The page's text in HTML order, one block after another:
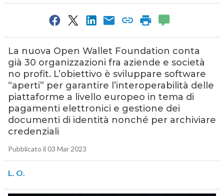
La nuova Open Wallet Foundation conta
già 30 organizzazioni fra aziende e società
no profit. L’obiettivo è sviluppare software
“aperti” per garantire l’interoperabilità delle
piattaforme a livello europeo in tema di
pagamenti elettronici e gestione dei
documenti di identità nonché per archiviare
credenziali
Pubblicato il 03 Mar 2023
L. O.